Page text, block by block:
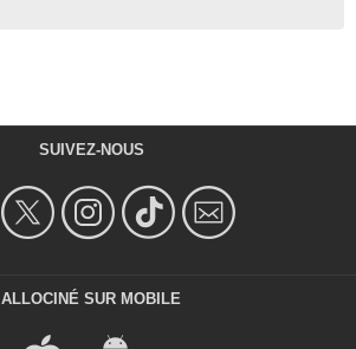
SUIVEZ-NOUS
ALLOCINÉ SUR MOBILE